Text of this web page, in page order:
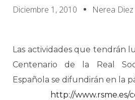
Diciembre 1, 2010 Nerea
Las actividades que tendrán
Centenario de la Real
Española se difundirán en la
http://www.rsme.es/